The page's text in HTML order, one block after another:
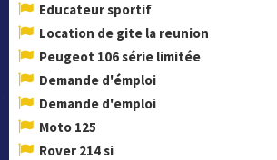
Educateur sportif
Location de gite la reunion
Peugeot 106 série limitée
Demande d'émploi
Demande d'emploi
Moto 125
Rover 214 si